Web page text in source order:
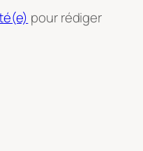
pour rédiger